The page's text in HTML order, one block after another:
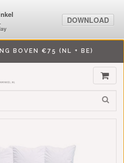
BOVEN €75 (NL + BE)
DOWNLOAD
DOWNLOAD